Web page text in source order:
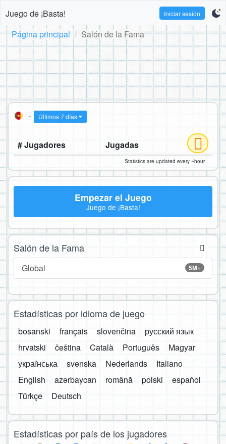
Juego de ¡Basta! Iniciar sesión
Página principal Salón de la Fama
- Últimos 7 días
# Jugadores Jugadas
Statistics are updated every ~hour
Empezar el Juego
Juego de ¡Basta!
Salón de la Fama
5M+
Global
Estadísticas por idioma de juego
bosanski français slovenčina
русский язык
hrvatski
čeština Català Português
Magyar
українська
svenska Nederlands
Italiano
English
azərbaycan română polski
español
Türkçe
Deutsch
Estadísticas por país de los jugadores